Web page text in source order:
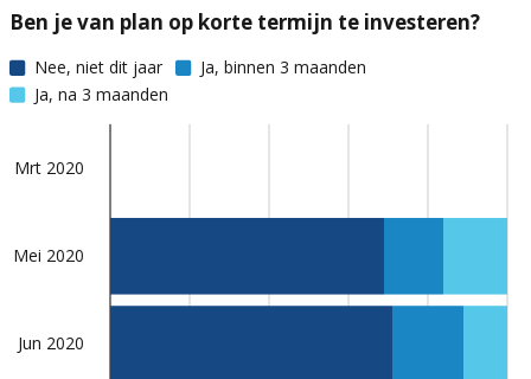
Ben je van plan op korte termijn te investeren?
Nee, niet dit jaar
Ja, binnen 3 maanden
Ja, na 3 maanden
Mrt 2020
Mei 2020
Jun 2020